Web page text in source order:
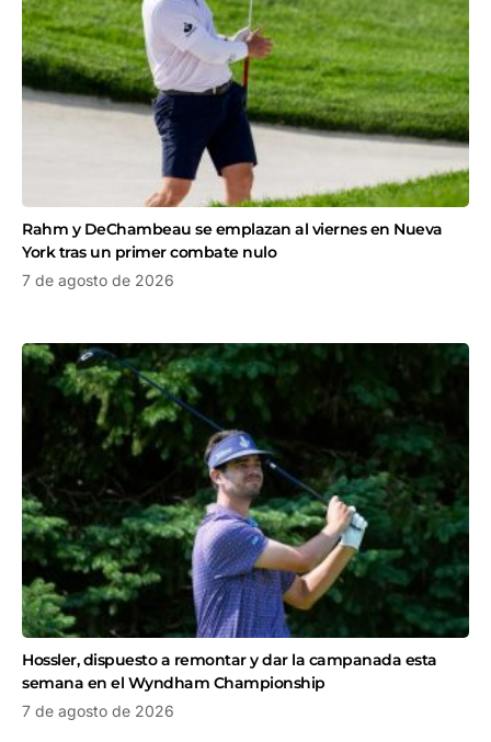
Rahm y DeChambeau se emplazan al viernes en Nueva
York tras un primer combate nulo
7 de agosto de 2026
Hossler, dispuesto a remontar y dar la campanada esta
semana en el Wyndham Championship
7 de agosto de 2026